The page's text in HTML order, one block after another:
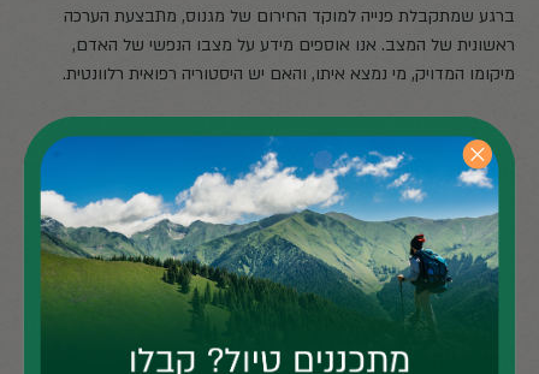
ברגע שמתקבלת פנייה למוקד החירום של מגנוס, מתבצעת הערכה
ראשונית של המצב. אנו אוספים מידע על מצבו הנפשי של האדם,
מיקומו המדויק, מי נמצא איתו, והאם יש היסטוריה רפואית רלוונטית.
ייעוץ מיידי לייצוב המצב
בהתאם להערכה, ניתן ייעוץ מיידי לייצוב המצב. זה יכול לכלול הנחיות
למלווים, שיחה ישירה עם האדם במצוקה, או הפניה לגורם רפואי מקומי.
תיאום עם גורמים מקומיים בחו״ל